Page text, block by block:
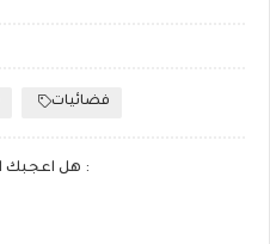
فضائيات
هل اعجبك الموضوع :